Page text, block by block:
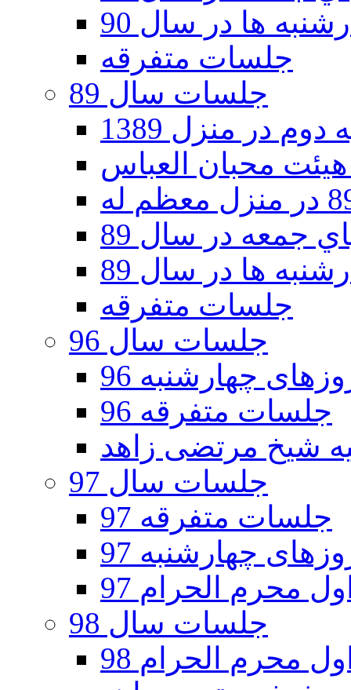
ها در سال 90
جلسات متفرقه
جلسات سال 89
در منزل 1389
جمعه در سال 89
ها در سال 89
جلسات متفرقه
جلسات سال 96
چهارشنبه 96
جلسات متفرقه 96
جلسات سال 97
جلسات متفرقه 97
چهارشنبه 97
محرم الحرام 97
جلسات سال 98
محرم الحرام 98